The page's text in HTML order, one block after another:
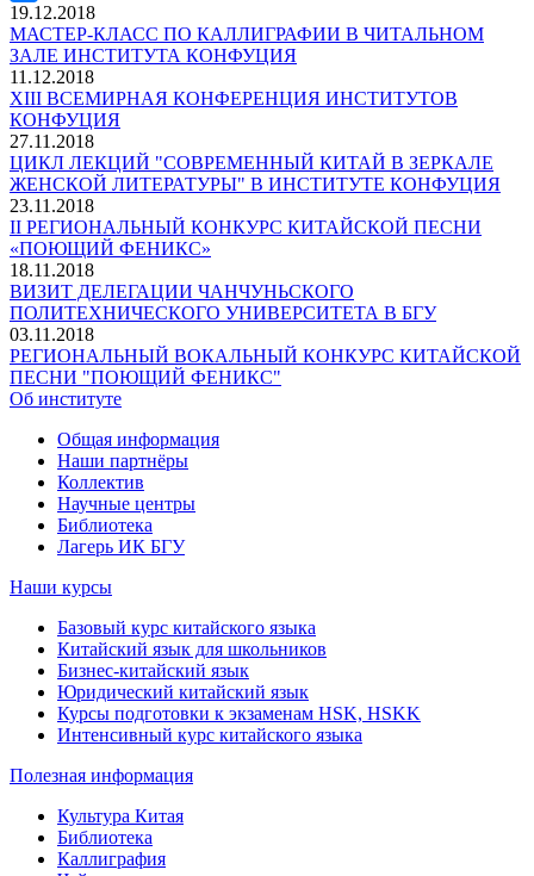
19.12.2018
МАСТЕР-КЛАСС ПО КАЛЛИГРАФИИ В ЧИТАЛЬНОМ
ЗАЛЕ ИНСТИТУТА КОНФУЦИЯ
11.12.2018
XIII ВСЕМИРНАЯ КОНФЕРЕНЦИЯ ИНСТИТУТОВ
КОНФУЦИЯ
27.11.2018
ЦИКЛ ЛЕКЦИЙ "СОВРЕМЕННЫЙ КИТАЙ В ЗЕРКАЛЕ
ЖЕНСКОЙ ЛИТЕРАТУРЫ" В ИНСТИТУТЕ КОНФУЦИЯ
23.11.2018
II РЕГИОНАЛЬНЫЙ КОНКУРС КИТАЙСКОЙ ПЕСНИ
«ПОЮЩИЙ ФЕНИКС»
18.11.2018
ВИЗИТ ДЕЛЕГАЦИИ ЧАНЧУНЬСКОГО
ПОЛИТЕХНИЧЕСКОГО УНИВЕРСИТЕТА В БГУ
03.11.2018
РЕГИОНАЛЬНЫЙ ВОКАЛЬНЫЙ КОНКУРС КИТАЙСКОЙ
ПЕСНИ "ПОЮЩИЙ ФЕНИКС"
Об институте
Общая информация
Наши партнёры
Коллектив
Научные центры
Библиотека
Лагерь ИК БГУ
Наши курсы
Базовый курс китайского языка
Китайский язык для школьников
Бизнес-китайский язык
Юридический китайский язык
Курсы подготовки к экзаменам HSK, HSKK
Интенсивный курс китайского языка
Полезная информация
Культура Китая
Библиотека
Каллиграфия